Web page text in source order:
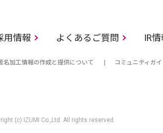
用情報 よくあるご質問 IR
名加工情報の作成と提供について コミュニティガ
(c) IZUMI Co.,Ltd. All rights reserved.